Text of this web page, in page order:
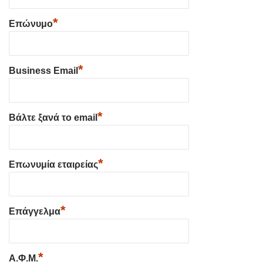
Επώνυμο*
Business Email *
Βάλτε ξανά το email *
Επωνυμία εταιρείας*
Επάγγελμα*
Α.Φ.Μ.*